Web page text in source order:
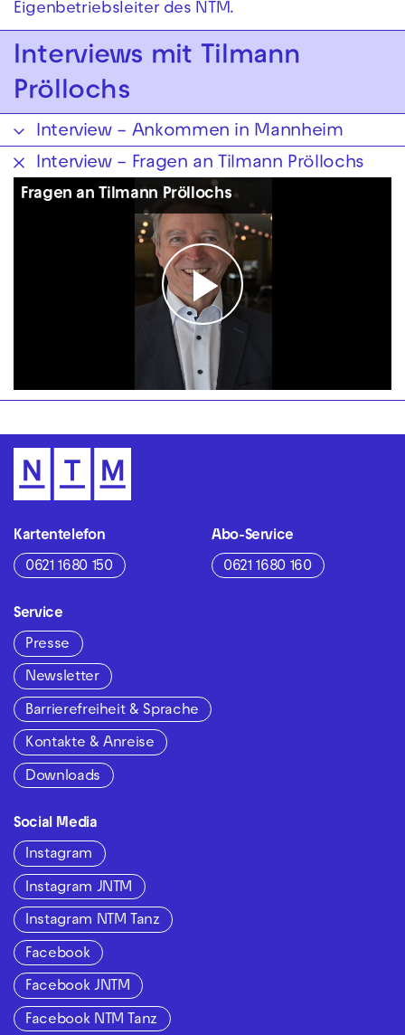
Eigenbetriebsleiter des NTM.
Interviews mit Tilmann
Pröllochs
Interview – Ankommen in Mannheim
Interview – Fragen an Tilmann Pröllochs
Play
Video
Fragen an Tilmann Pröllochs
Kartentelefon
0621 1680 150
Abo-Service
0621 1680 160
Service
Presse
Newsletter
Barrierefreiheit & Sprache
Kontakte & Anreise
Downloads
Social Media
Instagram
Instagram JNTM
Instagram NTM Tanz
Facebook
Facebook JNTM
Facebook NTM Tanz